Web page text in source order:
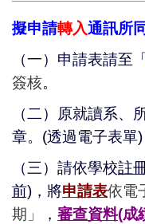
擬申請轉入通訊所
（一）申請表請至「
簽核。
（二）原就讀系、
章。 (透過電子表單)
（三）請依學校註
前) ， 將申請表依電
期」
， 審查資料(成